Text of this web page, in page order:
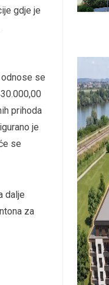
gdje je
odnose se
prihoda
je
se
dalje
za